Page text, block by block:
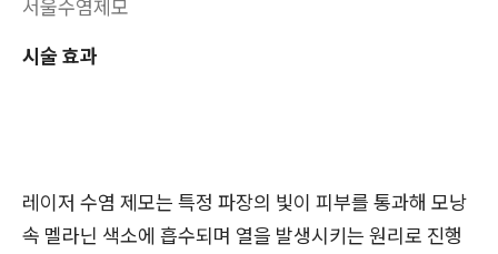
서울수염제모
시술 효과
레이저 수염 제모는 특정 파장의 빛이 피부를 통과해 모낭
속 멜라닌 색소에 흡수되며 열을 발생시키는 원리로 진행